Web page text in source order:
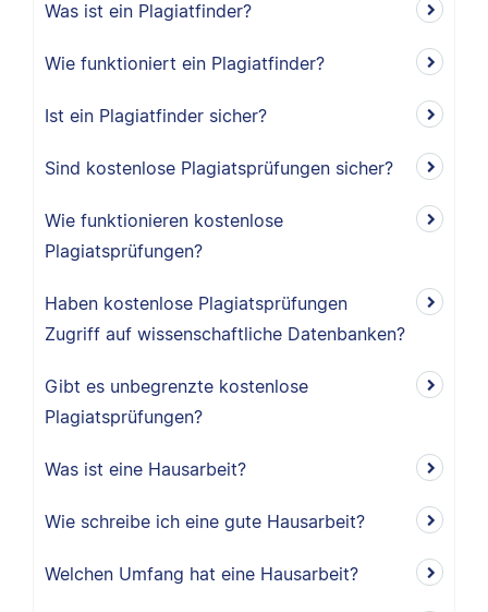
Was ist ein Plagiatfinder?
Wie funktioniert ein Plagiatfinder?
Ist ein Plagiatfinder sicher?
Sind kostenlose Plagiatsprüfungen sicher?
Wie funktionieren kostenlose
Plagiatsprüfungen?
Haben kostenlose Plagiatsprüfungen
Zugriff auf wissenschaftliche Datenbanken?
Gibt es unbegrenzte kostenlose
Plagiatsprüfungen?
Was ist eine Hausarbeit?
Wie schreibe ich eine gute Hausarbeit?
Welchen Umfang hat eine Hausarbeit?